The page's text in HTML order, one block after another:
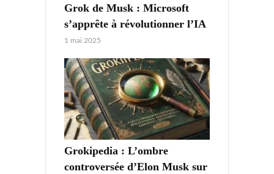
Grok de Musk : Microsoft
s’apprête à révolutionner l’IA
1 mai 2025
Grokipedia : L’ombre
controversée d’Elon Musk sur